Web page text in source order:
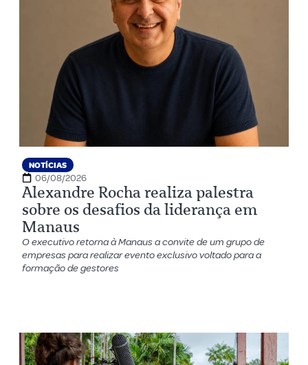
NOTÍCIAS
06/08/2026
Alexandre Rocha realiza palestra
sobre os desafios da liderança em
Manaus
O executivo retorna à Manaus a convite de um grupo de
empresas para realizar evento exclusivo voltado para a
formação de gestores